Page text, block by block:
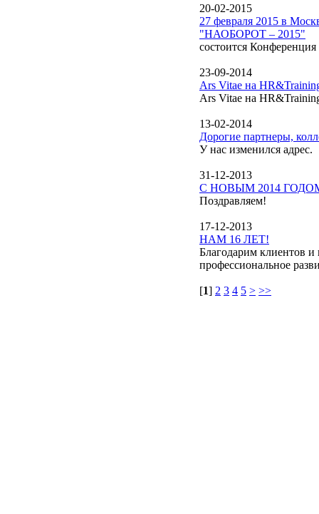
20-02-2015
27 февраля 2015 в
"НАОБОРОТ – 2015"
состоится
23-09-2014
Ars Vitae на
Ars Vitae на
13-02-2014
Дорогие партнеры,
У нас изменился адрес.
31-12-2013
С НОВЫМ 2014
Поздравляем!
17-12-2013
НАМ 16 ЛЕТ!
Благодарим клиентов и
профессиональное
[1] 2 3 4 5 > >>